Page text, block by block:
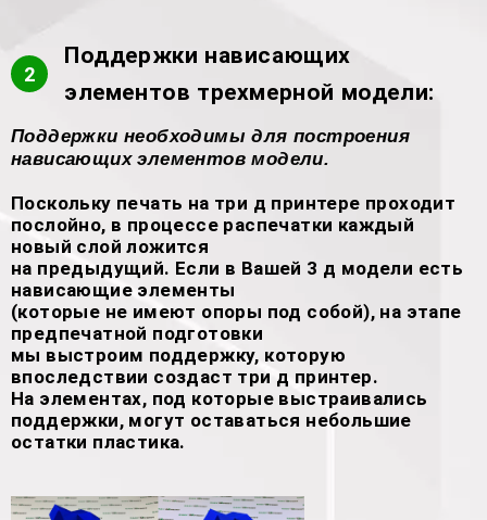
2
Поддержки нависающих
элементов трехмерной модели:
Поддержки необходимы для построения
нависающих элементов модели.
Поскольку печать на три д принтере проходит
послойно, в процессе распечатки каждый
новый слой ложится
на предыдущий. Если в Вашей 3 д модели есть
нависающие элементы
(которые не имеют опоры под собой), на этапе
предпечатной подготовки
мы выстроим поддержку, которую
впоследствии создаст три д принтер.
На элементах, под которые выстраивались
поддержки, могут оставаться небольшие
остатки пластика.